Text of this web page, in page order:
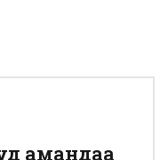
амандаа